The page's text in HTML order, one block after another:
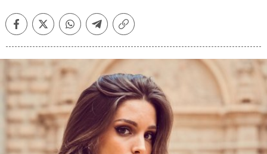
FacebookTwitterWhatsappTelegramCopiar